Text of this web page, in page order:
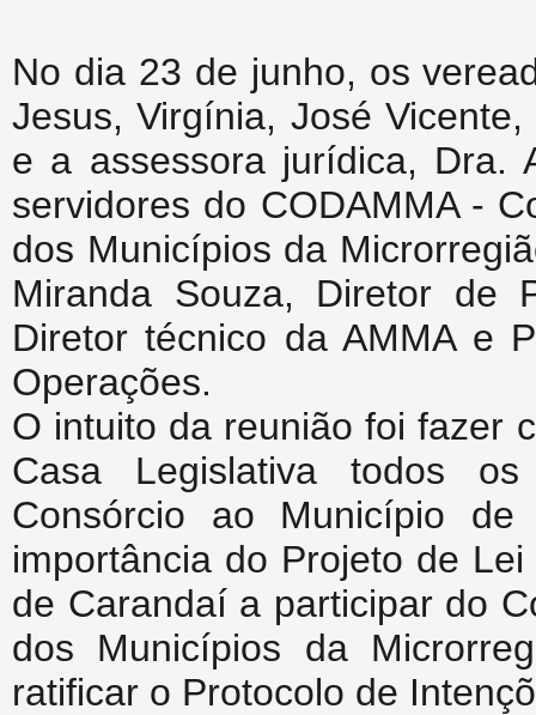
No dia 23 de junho, os
Jesus, Virgínia, José
e a assessora jurídica, Dra.
servidores do CODAMMA -
dos Municípios da
Miranda Souza, Diretor de
Diretor técnico da AMMA e
Operações.
O intuito da reunião foi fazer
Casa Legislativa todos
Consórcio ao Município
importância do Projeto de
de Carandaí a participar do
dos Municípios da
ratificar o Protocolo de